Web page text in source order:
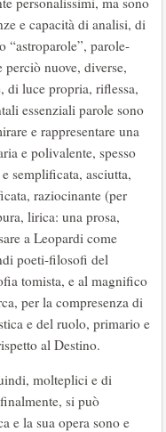
e capacità di analisi, di
“astroparole”, parole-
perciò nuove, diverse,
di luce propria, riflessa,
essenziali parole sono
e rappresentare una
e polivalente, spesso
semplificata, asciutta,
raziocinante (per
lirica: una prosa,
a Leopardi come
poeti-filosofi del
tomista, e al magnifico
per la compresenza di
e del ruolo, primario e
al Destino.
molteplici e di
si può
e la sua opera sono e